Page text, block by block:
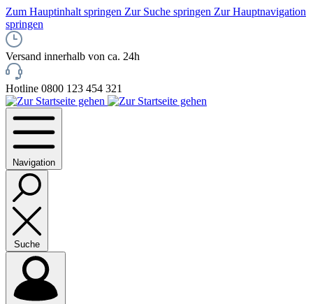
Zum Hauptinhalt springen Zur Suche springen Zur Hauptnavigation
springen
Versand innerhalb von ca. 24h
Hotline 0800 123 454 321
Navigation
Suche